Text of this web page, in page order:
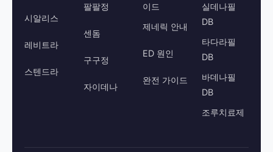
시알리스
레비트라
스텐드라
팔팔정
센돔
구구정
자이데나
이드
제네릭 안내
ED 원인
완전 가이드
실데나필
DB
타다라필
DB
바데나필
DB
조루치료제